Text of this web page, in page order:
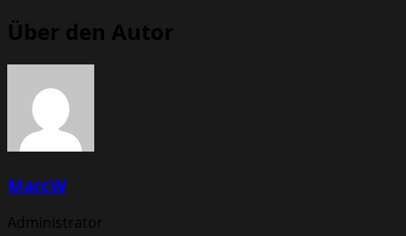
Über den Autor
MarcW
Administrator